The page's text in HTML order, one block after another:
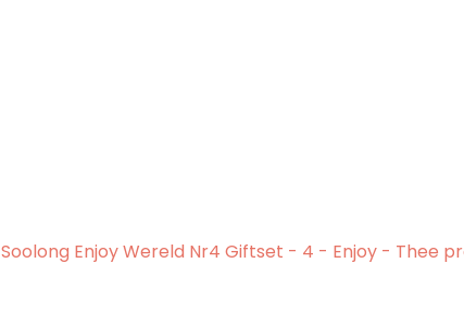
Soolong Enjoy Wereld Nr4 Giftset - 4 - Enjoy - Thee